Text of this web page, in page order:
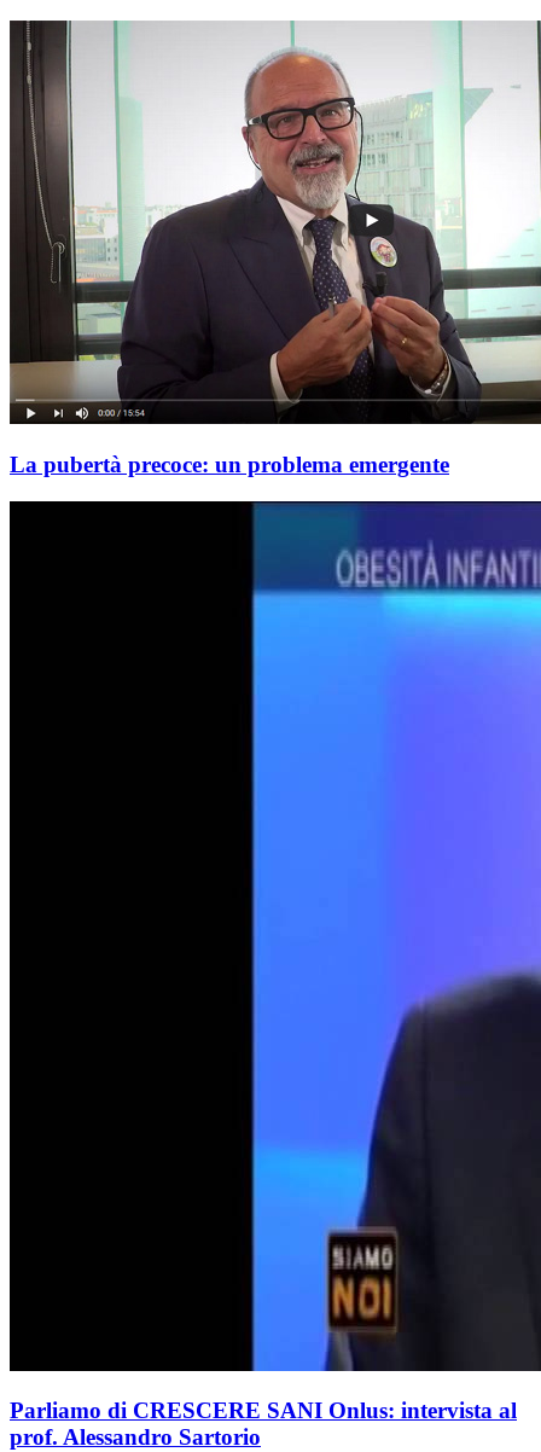
La pubertà precoce: un problema emergente
Parliamo di CRESCERE SANI Onlus: intervista al
prof. Alessandro Sartorio